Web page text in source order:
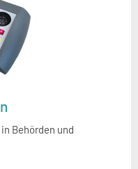
Behörden und